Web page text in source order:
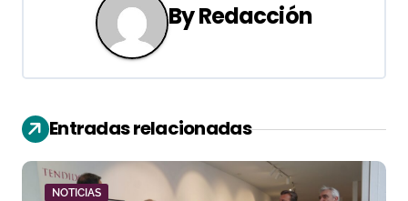
a
c
i
ó
ByRedacción
Entradas relacionadas
NOTICIAS